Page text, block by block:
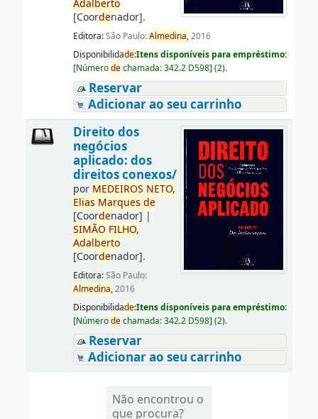
Adalberto
[Coordenador].
Editora:São Paulo:Almedina,2016
Disponibilidade:Itens disponíveis para empréstimo:
[Númerodechamada:342.2 D598] (2).
Reservar
Adicionar ao seu carrinho
Direito dos
negócios
aplicado: dos
direitos conexos/
por MEDEIROS NETO,
Elias Marques de
[Coordenador] |
SIMÃO FILHO,
Adalberto
[Coordenador].
Editora:São Paulo:
Almedina,2016
Disponibilidade:Itens disponíveis para empréstimo:
[Númerodechamada:342.2 D598] (2).
Reservar
Adicionar ao seu carrinho
Não encontrou o
que procura?